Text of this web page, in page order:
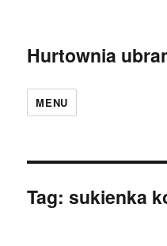
Hurtownia
MENU
Tag:sukienka